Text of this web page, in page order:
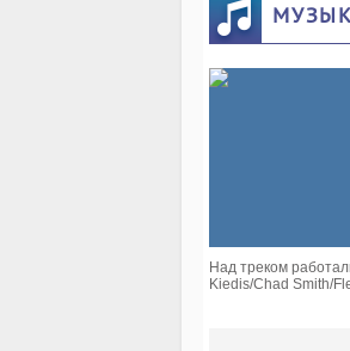
Над треком
Kiedis/Chad Smith/